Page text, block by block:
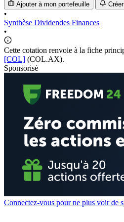
Ajouter à mon portefeuille
•
Synthèse Dividendes Finances
•
Cette cotation renvoie à la fiche
[COL] (COL.AX).
Sponsorisé
Connectez-vous pour ne plus voir de